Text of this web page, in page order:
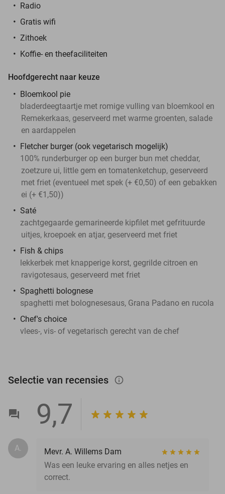
Radio
Gratis wifi
Zithoek
Koffie- en theefaciliteiten
Hoofdgerecht naar keuze
Bloemkool pie
bladerdeegtaartje met romige vulling van bloemkool en
Remekerkaas, geserveerd met warme groenten, salade
en aardappelen
Fletcher burger (ook vegetarisch mogelijk)
100% runderburger op een burger bun met cheddar,
zoetzure ui, little gem en tomatenketchup, geserveerd
met friet (eventueel met spek (+ €0,50) of een gebakken
ei (+ €1,50))
Saté
zachtgegaarde gemarineerde kipfilet met gefrituurde
uitjes, kroepoek en atjar, geserveerd met friet
Fish & chips
lekkerbek met knapperige korst, gegrilde citroen en
ravigotesaus, geserveerd met friet
Spaghetti bolognese
spaghetti met bolognesesaus, Grana Padano en rucola
Chef's choice
vlees-, vis- of vegetarisch gerecht van de chef
Selectie van recensies info_outlined
9,7
A.
Mevr. A. Willems Dam
Was een leuke ervaring en alles netjes en
correct.